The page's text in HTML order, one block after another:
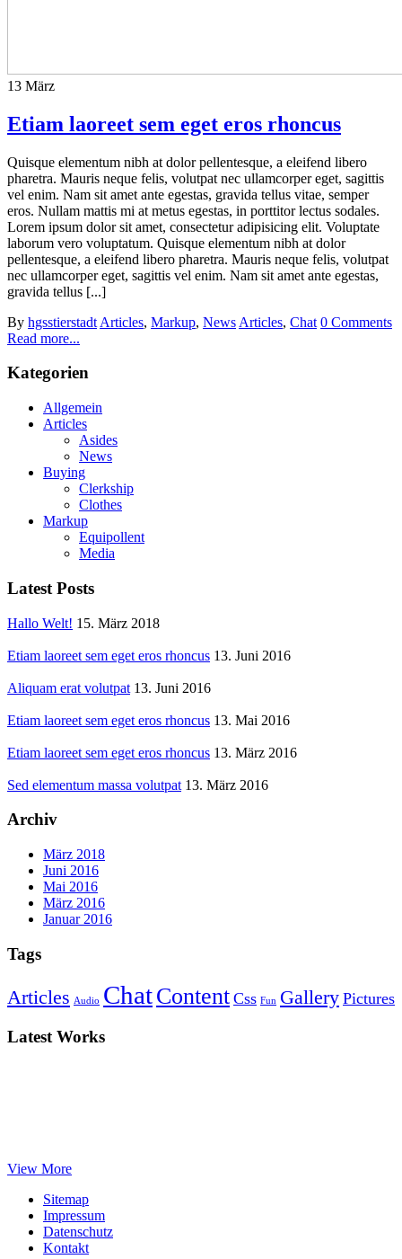
13 März
Etiam laoreet sem eget eros rhoncus
Quisque elementum nibh at dolor pellentesque, a eleifend libero
pharetra. Mauris neque felis, volutpat nec ullamcorper eget, sagittis
vel enim. Nam sit amet ante egestas, gravida tellus vitae, semper
eros. Nullam mattis mi at metus egestas, in porttitor lectus sodales.
Lorem ipsum dolor sit amet, consectetur adipisicing elit. Voluptate
laborum vero voluptatum. Quisque elementum nibh at dolor
pellentesque, a eleifend libero pharetra. Mauris neque felis, volutpat
nec ullamcorper eget, sagittis vel enim. Nam sit amet ante egestas,
gravida tellus [...]
By hgsstierstadt Articles, Markup, News Articles, Chat 0 Comments
Read more...
Kategorien
Allgemein
Articles
Asides
News
Buying
Clerkship
Clothes
Markup
Equipollent
Media
Latest Posts
Hallo Welt! 15. März 2018
Etiam laoreet sem eget eros rhoncus 13. Juni 2016
Aliquam erat volutpat 13. Juni 2016
Etiam laoreet sem eget eros rhoncus 13. Mai 2016
Etiam laoreet sem eget eros rhoncus 13. März 2016
Sed elementum massa volutpat 13. März 2016
Archiv
März 2018
Juni 2016
Mai 2016
März 2016
Januar 2016
Tags
Articles Audio ChatContent Css Fun Gallery Pictures
Latest Works
View More
Sitemap
Impressum
Datenschutz
Kontakt